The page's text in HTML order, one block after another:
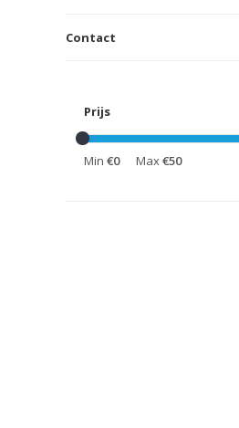
Contact
Prijs
Min €0 Max€50